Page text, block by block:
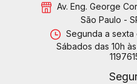
Av. Eng. George
São Paulo -
Segunda a sexta
Sábados das 10h